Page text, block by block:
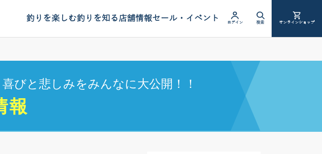
釣りを楽しむ釣りを知る店舗情報セール・イベント ログイン 検索 オンラインショップ
びと悲しみをみんなに大公開！！
報